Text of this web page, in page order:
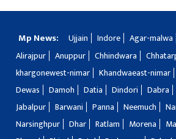
Mp News: Ujjain Indore Agar-malwa
Alirajpur
Anuppur Chhindwara
khargonewest-nimar
Khandwaeast-nimar
Dewas
Damoh Datia Dindori Dabra
Jabalpur
Barwani Panna Neemuch
Narsinghpur
Dhar Ratlam Morena